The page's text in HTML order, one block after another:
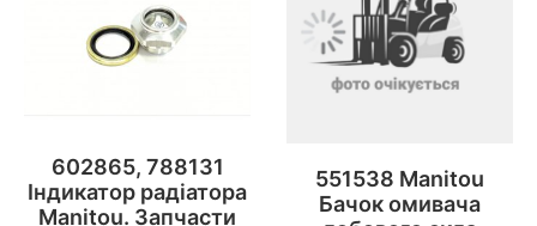
602865, 788131
Індикатор радіатора
Manitou. Запчасти
551538 Manitou
Бачок омивача